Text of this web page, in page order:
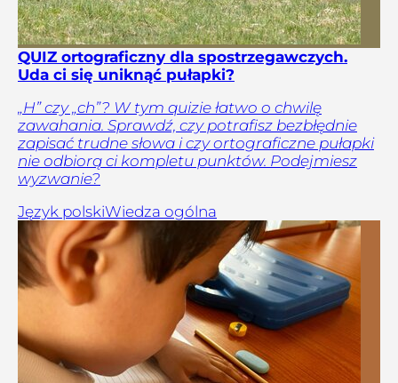
QUIZ ortograficzny dla spostrzegawczych.
Uda ci się uniknąć pułapki?
„H” czy „ch”? W tym quizie łatwo o chwilę
zawahania. Sprawdź, czy potrafisz bezbłędnie
zapisać trudne słowa i czy ortograficzne pułapki
nie odbiorą ci kompletu punktów. Podejmiesz
wyzwanie?
Język polskiWiedza ogólna